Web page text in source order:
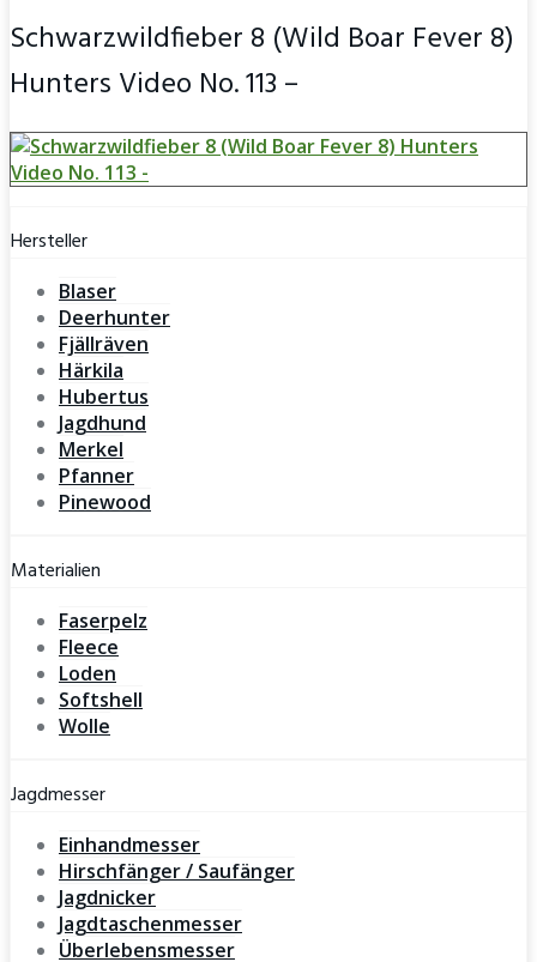
Schwarzwildfieber 8 (Wild Boar Fever 8)
Hunters Video No. 113 –
Hersteller
Blaser
Deerhunter
Fjällräven
Härkila
Hubertus
Jagdhund
Merkel
Pfanner
Pinewood
Materialien
Faserpelz
Fleece
Loden
Softshell
Wolle
Jagdmesser
Einhandmesser
Hirschfänger / Saufänger
Jagdnicker
Jagdtaschenmesser
Überlebensmesser